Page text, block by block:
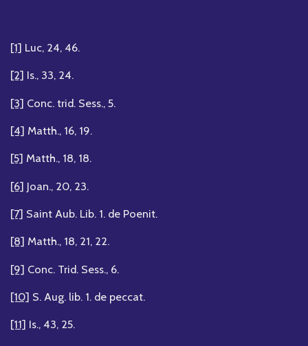
[1] Luc, 24, 46.
[2] Is., 33, 24.
[3] Conc. trid. Sess., 5.
[4] Matth., 16, 19.
[5] Matth., 18, 18.
[6] Joan., 20, 23.
[7] Saint Aub. Lib. 1. de Poenit.
[8] Matth., 18, 21, 22.
[9] Conc. Trid. Sess., 6.
[10] S. Aug. lib. 1. de peccat.
[11] Is., 43, 25.